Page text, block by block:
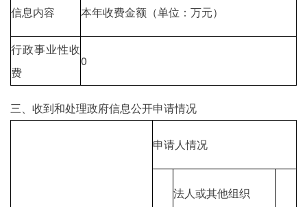
信息内容 本年收费金额（单位：万元）
行政事业性收
费
0
三、收到和处理政府信息公开申请情况
申请人情况
法人或其他组织